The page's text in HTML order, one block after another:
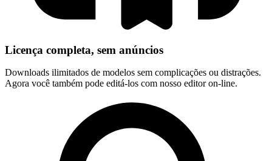
Licença completa, sem anúncios
Downloads ilimitados de modelos sem complicações ou distrações.
Agora você também pode editá-los com nosso editor on-line.